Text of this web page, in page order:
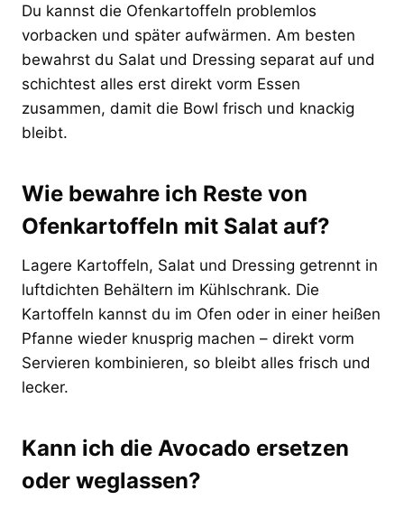
Du kannst die Ofenkartoffeln problemlos
vorbacken und später aufwärmen. Am besten
bewahrst du Salat und Dressing separat auf und
schichtest alles erst direkt vorm Essen
zusammen, damit die Bowl frisch und knackig
bleibt.
Wie bewahre ich Reste von
Ofenkartoffeln mit Salat auf?
Lagere Kartoffeln, Salat und Dressing getrennt in
luftdichten Behältern im Kühlschrank. Die
Kartoffeln kannst du im Ofen oder in einer heißen
Pfanne wieder knusprig machen – direkt vorm
Servieren kombinieren, so bleibt alles frisch und
lecker.
Kann ich die Avocado ersetzen
oder weglassen?